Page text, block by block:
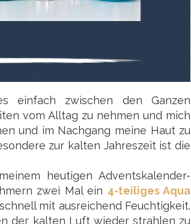
einfach zwischen den Ganzen
vom Alltag zu nehmen und mich
und im Nachgang meine Haut zu
zur kalten Jahreszeit ist die
heutigen Adventskalender-
zwei Mal ein 4-teiliges Aqua
mit ausreichend Feuchtigkeit.
der kalten Luft wieder strahlen zu